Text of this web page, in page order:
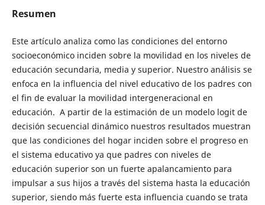
Resumen
Este artículo analiza como las condiciones del entorno
socioeconómico inciden sobre la movilidad en los niveles de
educación secundaria, media y superior. Nuestro análisis se
enfoca en la influencia del nivel educativo de los padres con
el fin de evaluar la movilidad intergeneracional en
educación. A partir de la estimación de un modelo logit de
decisión secuencial dinámico nuestros resultados muestran
que las condiciones del hogar inciden sobre el progreso en
el sistema educativo ya que padres con niveles de
educación superior son un fuerte apalancamiento para
impulsar a sus hijos a través del sistema hasta la educación
superior, siendo más fuerte esta influencia cuando se trata